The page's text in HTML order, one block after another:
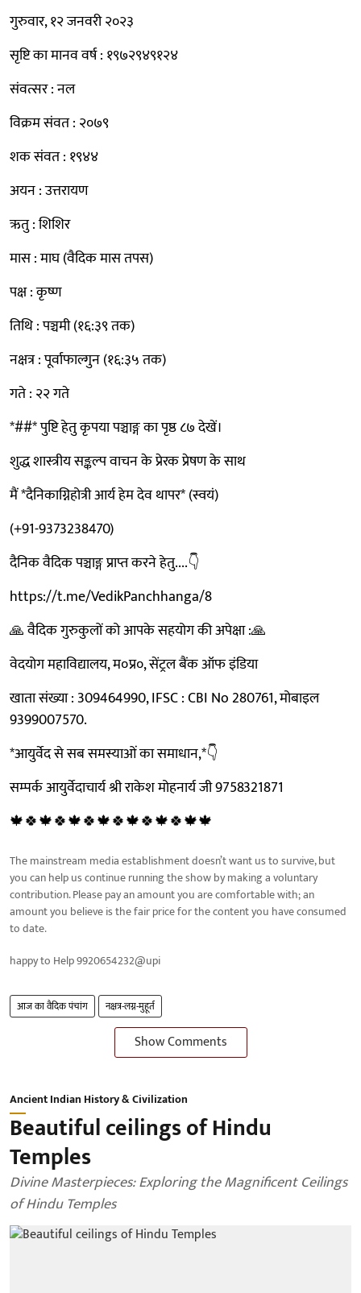
गुरुवार, १२ जनवरी २०२३
सृष्टि का मानव वर्ष : १९७२९४९१२४
संवत्सर : नल
विक्रम संवत : २०७९
शक संवत : १९४४
अयन : उत्तरायण
ऋतु : शिशिर
मास : माघ (वैदिक मास तपस)
पक्ष : कृष्ण
तिथि : पञ्चमी (१६:३९ तक)
नक्षत्र : पूर्वाफाल्गुन (१६:३५ तक)
गते : २२ गते
*##* पुष्टि हेतु कृपया पञ्चाङ्ग का पृष्ठ ८७ देखें।
शुद्ध शास्त्रीय सङ्कल्प वाचन के प्रेरक प्रेषण के साथ
मैं *दैनिकाग्निहोत्री आर्य हेम देव थापर* (स्वयं)
(+91-9373238470)
दैनिक वैदिक पञ्चाङ्ग प्राप्त करने हेतु....👇
https://t.me/VedikPanchhanga/8
🙏 वैदिक गुरुकुलों को आपके सहयोग की अपेक्षा :🙏
वेदयोग महाविद्यालय, म०प्र०, सेंट्रल बैंक ऑफ इंडिया
खाता संख्या : 309464990, IFSC : CBI No 280761, मोबाइल
9399007570.
*आयुर्वेद से सब समस्याओं का समाधान,*👇
सम्पर्क आयुर्वेदाचार्य श्री राकेश मोहनार्य जी 9758321871
🍁🍀🍁🍀🍁🍀🍁🍀🍁🍀🍁🍀🍁🍁
The mainstream media establishment doesn’t want us to survive, but
you can help us continue running the show by making a voluntary
contribution. Please pay an amount you are comfortable with; an
amount you believe is the fair price for the content you have consumed
to date.
happy to Help 9920654232@upi
आज का वैदिक पंचांग नक्षत्र-लग्न-मुहूर्त
Show Comments
Ancient Indian History & Civilization
Beautiful ceilings of Hindu
Temples
Divine Masterpieces: Exploring the Magnificent Ceilings
of Hindu Temples